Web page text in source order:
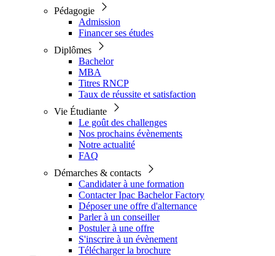
Pédagogie
Admission
Financer ses études
Diplômes
Bachelor
MBA
Titres RNCP
Taux de réussite et satisfaction
Vie Étudiante
Le goût des challenges
Nos prochains évènements
Notre actualité
FAQ
Démarches & contacts
Candidater à une formation
Contacter Ipac Bachelor Factory
Déposer une offre d'alternance
Parler à un conseiller
Postuler à une offre
S'inscrire à un évènement
Télécharger la brochure